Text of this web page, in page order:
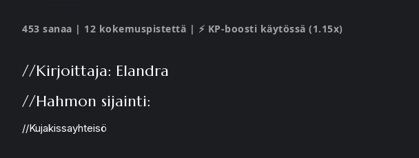
453 sanaa | 12 kokemuspistettä | ⚡ KP-boosti käytössä (1.15x)
//Kirjoittaja: Elandra
//Hahmon sijainti:
//Kujakissayhteisö